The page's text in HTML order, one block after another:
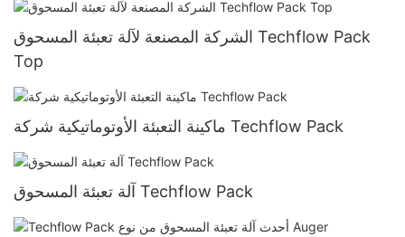
الشركة المصنعة لآلة تعبئة المسحوق Techflow Pack
Top
ماكينة التعبئة الأوتوماتيكية شركة Techflow Pack
آلة تعبئة المسحوق Techflow Pack